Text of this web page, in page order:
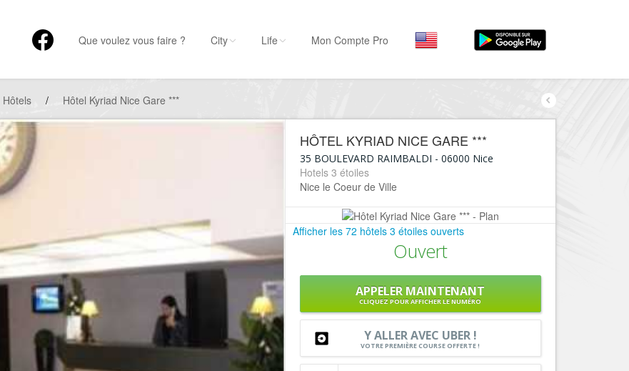
Que voulez vous faire ?
Hôtels, ...
Musées, ...
Sortir
Restaurants, ...
Commerces
Mode, ...
Loisirs
Plages, sports, ...
Services
Tourisme, ...
Par quartiers
Nice le petit Marais Niçois
Nice la plaine du Var
Nice Aéroport
City Life Mon Compte Pro
Hôtels / Hôtel Kyriad Nice Gare ***
HÔTEL KYRIAD NICE GARE ***
35 BOULEVARD RAIMBALDI - 06000 Nice
Hotels 3 étoiles
Nice le Coeur de Ville
Afficher les 72 hôtels 3 étoiles ouverts
Ouvert
APPELER MAINTENANT
CLIQUEZ POUR AFFICHER LE NUMÉRO
Y ALLER AVEC UBER !
VOTRE PREMIÈRE COURSE OFFERTE !